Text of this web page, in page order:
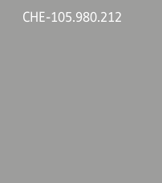
CHE-105.980.212